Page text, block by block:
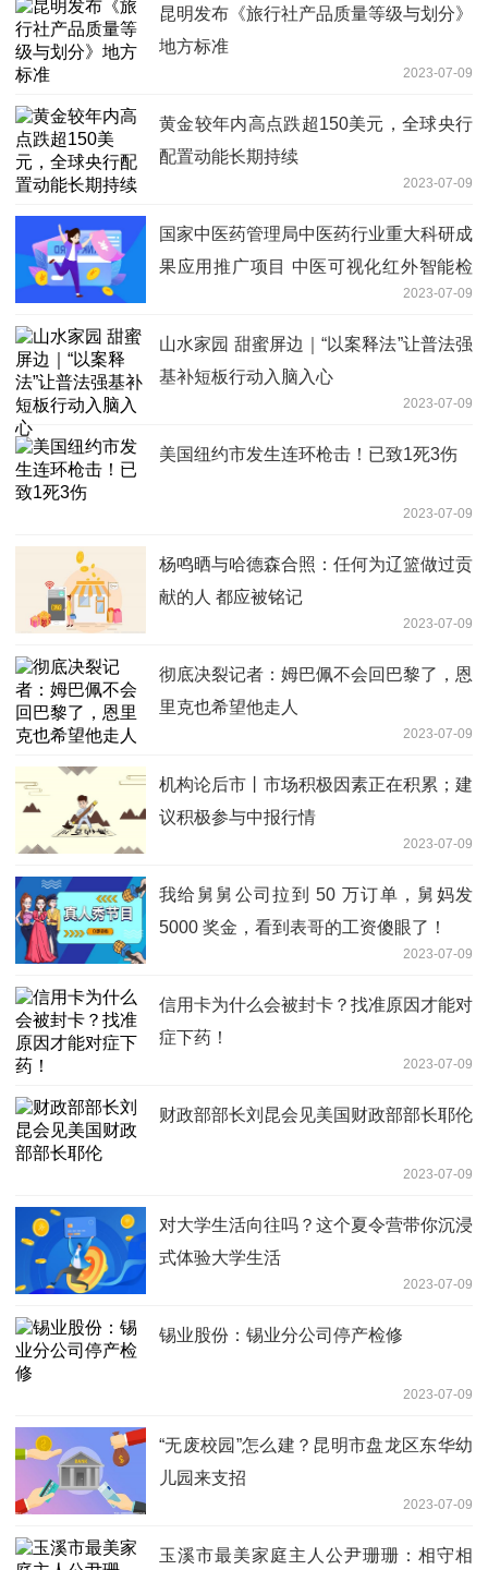
昆明发布《旅行社产品质量等级与划分》
地方标准
2023-07-09
黄金较年内高点跌超150美元，全球央行
配置动能长期持续
2023-07-09
国家中医药管理局中医药行业重大科研成
果应用推广项目 中医可视化红外智能检
2023-07-09
山水家园 甜蜜屏边｜“以案释法”让普法强
基补短板行动入脑入心
2023-07-09
美国纽约市发生连环枪击！已致1死3伤
2023-07-09
杨鸣晒与哈德森合照：任何为辽篮做过贡
献的人 都应被铭记
2023-07-09
彻底决裂记者：姆巴佩不会回巴黎了，恩
里克也希望他走人
2023-07-09
机构论后市丨市场积极因素正在积累；建
议积极参与中报行情
2023-07-09
我给舅舅公司拉到 50 万订单，舅妈发
5000 奖金，看到表哥的工资傻眼了！
2023-07-09
信用卡为什么会被封卡？找准原因才能对
症下药！
2023-07-09
财政部部长刘昆会见美国财政部部长耶伦
2023-07-09
对大学生活向往吗？这个夏令营带你沉浸
式体验大学生活
2023-07-09
锡业股份：锡业分公司停产检修
2023-07-09
“无废校园”怎么建？昆明市盘龙区东华幼
儿园来支招
2023-07-09
玉溪市最美家庭主人公尹珊珊：相守相